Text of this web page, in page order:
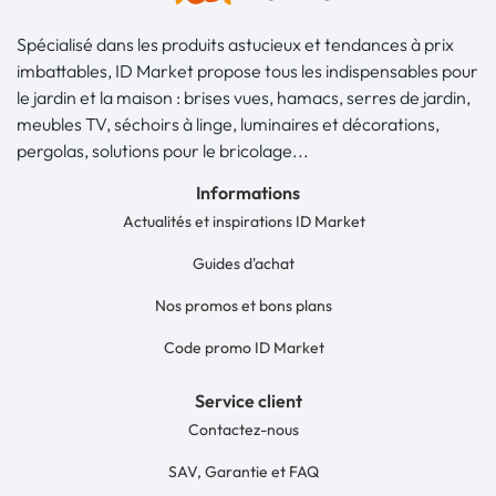
Spécialisé dans les produits astucieux et tendances à prix
imbattables, ID Market propose tous les indispensables pour
le jardin et la maison : brises vues, hamacs, serres de jardin,
meubles TV, séchoirs à linge, luminaires et décorations,
pergolas, solutions pour le bricolage...
Informations
Actualités et inspirations ID Market
Guides d'achat
Nos promos et bons plans
Code promo ID Market
Service client
Contactez-nous
SAV, Garantie et FAQ